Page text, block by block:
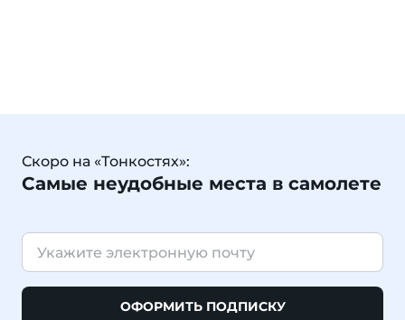
Скоро на «Тонкостях»:
Самые неудобные места в самолете
ОФОРМИТЬ ПОДПИСКУ